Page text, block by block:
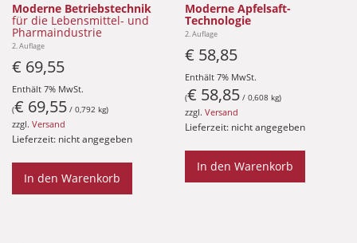
Moderne Betriebstechnik
für die Lebensmittel- und
Pharmaindustrie
2. Auflage
€ 69,55
Enthält 7% MwSt.
(€ 69,55 / 0,792 kg)
zzgl. Versand
Lieferzeit: nicht angegeben
In den Warenkorb
Moderne Apfelsaft-
Technologie
2. Auflage
€ 58,85
Enthält 7% MwSt.
(€ 58,85 / 0,608 kg)
zzgl.Versand
Lieferzeit: nicht angegeben
In den Warenkorb